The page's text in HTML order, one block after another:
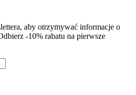
aby otrzymywać informacje o
-10% rabatu na pierwsze